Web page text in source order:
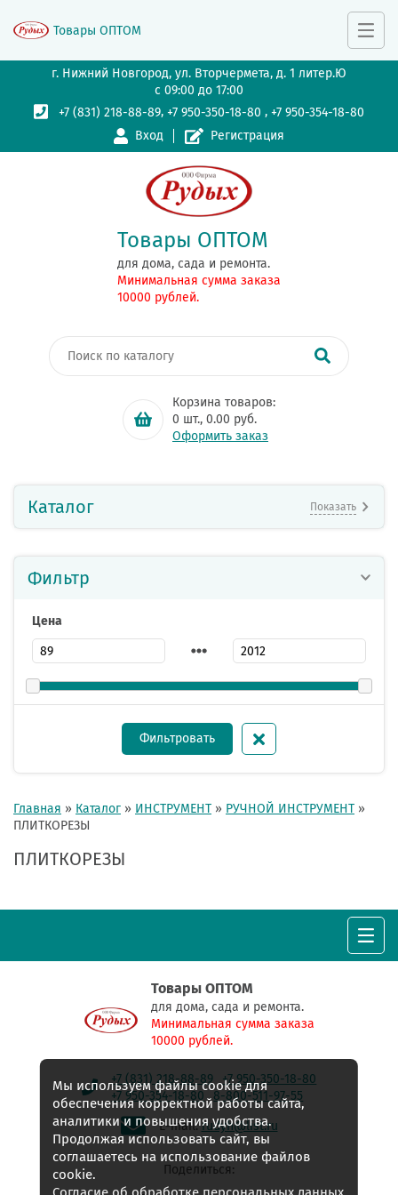
г. Нижний Новгород, ул. Вторчермета, д. 1 литер.Ю
с 09:00 до 17:00
+7 (831) 218-88-89,+7 950-350-18-80 ,+7 950-354-18-80
Вход
Регистрация
Товары ОПТОМ
для дома, сада и ремонта.
Минимальная сумма заказа
10000 рублей.
Корзина товаров:
0 шт., 0.00 руб.
Оформить заказ
Товары ОПТОМ
Каталог Показать
Фильтр
Цена
Фильтровать
Главная » Каталог » ИНСТРУМЕНТ » РУЧНОЙ ИНСТРУМЕНТ »
ПЛИТКОРЕЗЫ
ПЛИТКОРЕЗЫ
Товары ОПТОМ
для дома, сада и ремонта.
Минимальная сумма заказа
10000 рублей.
+7 (831) 218-88-89
+7 950-350-18-80
+7 950-354-18-80
8-800-511-97-55
E-mail:rudyh@list.ru
Поделиться:
Мы используем файлы cookie для
обеспечения корректной работы сайта,
аналитики и повышения удобства.
Продолжая использовать сайт, вы
соглашаетесь на использование файлов
cookie.